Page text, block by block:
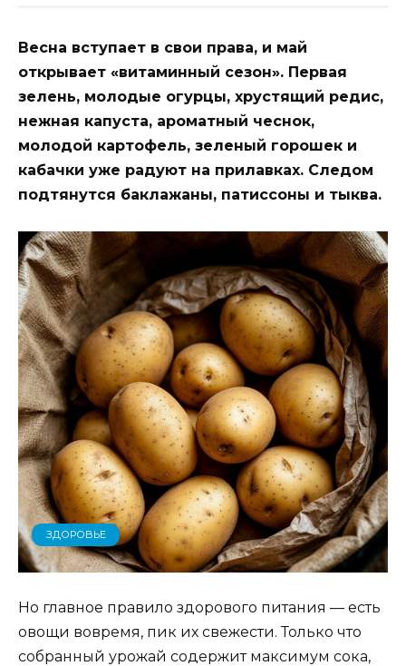
Весна вступает в свои права, и май
открывает «витаминный сезон». Первая
зелень, молодые огурцы, хрустящий редис,
нежная капуста, ароматный чеснок,
молодой картофель, зеленый горошек и
кабачки уже радуют на прилавках. Следом
подтянутся баклажаны, патиссоны и тыква.
ЗДОРОВЬЕ
Но главное правило здорового питания — есть
овощи вовремя, пик их свежести. Только что
собранный урожай содержит максимум сока,